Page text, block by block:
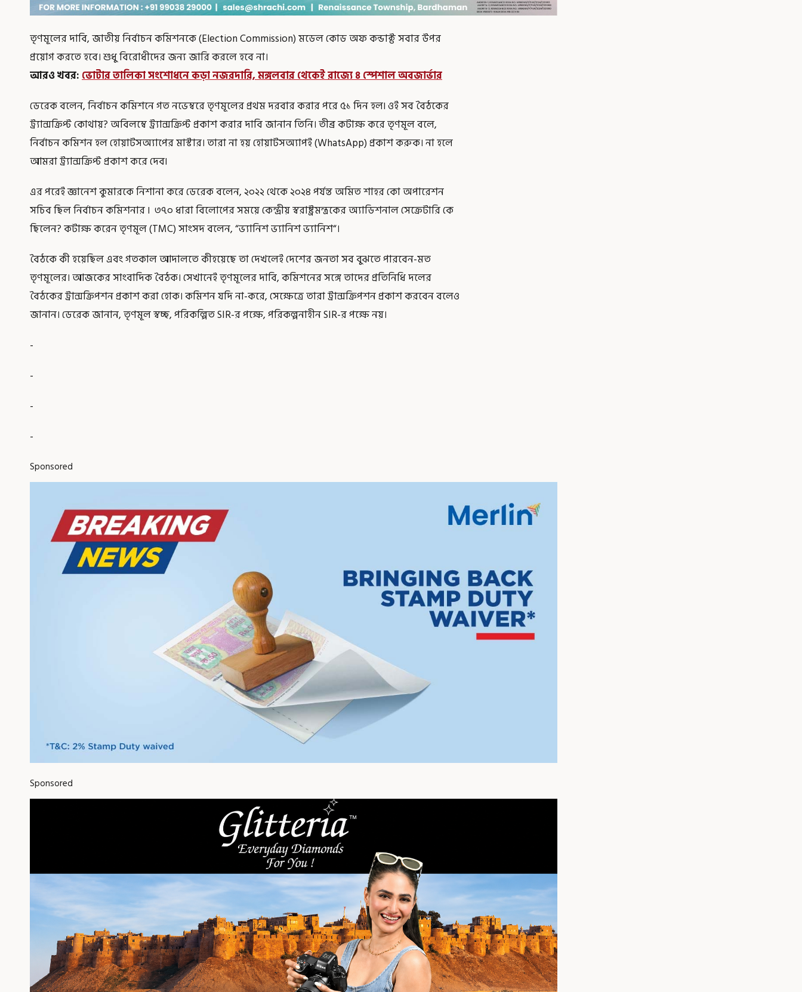
তৃণমূলের দাবি, জাতীয় নির্বাচন কমিশনকে (Election Commission) মডেল কোড অফ কন্ডাক্ট সবার উপর
প্রয়োগ করতে হবে। শুধু বিরোধীদের জন্য জারি করলে হবে না।
আরও খবর:ভোটার তালিকা সংশোধনে কড়া নজরদারি, মঙ্গলবার থেকেই রাজ্যে ৪ স্পেশাল অবজার্ভার
ডেরেক বলেন, নির্বাচন কমিশনে গত নভেম্বরে তৃণমূলের প্রথম দরবার করার পরে ৫১ দিন হল৷ ওই সব বৈঠকের
ট্র্যান্সক্রিপ্ট কোথায়? অবিলম্বে ট্র্যান্সক্রিপ্ট প্রকাশ করার দাবি জানান তিনি। তীব্র কটাক্ষ করে তৃণমূল বলে,
নির্বাচন কমিশন হল হোয়াটসঅ্যাপের মাস্টার। তারা না হয় হোয়াটসঅ্যাপই (WhatsApp) প্রকাশ করুক। না হলে
আমরা ট্র্যান্সক্রিপ্ট প্রকাশ করে দেব৷
এর পরেই জ্ঞানেশ কুমারকে নিশানা করে ডেরেক বলেন, ২০২২ থেকে ২০২৪ পর্যন্ত অমিত শাহর কো অপারেশন
সচিব ছিল নির্বাচন কমিশনার ৷ ৩৭০ ধারা বিলোপের সময়ে কেন্দ্রীয় স্বরাষ্ট্রমন্ত্রকের অ্যাডিশনাল সেক্রেটারি কে
ছিলেন? কটাক্ষ করেন তৃণমূল (TMC) সাংসদ বলেন, “ভ্যানিশ ভ্যানিশ ভ্যানিশ“।
বৈঠকে কী হয়েছিল এবং গতকাল আদালতে কীহয়েছে তা দেখলেই দেশের জনতা সব বুঝতে পারবেন-মত
তৃণমূলের। আজকের সাংবাদিক বৈঠক। সেখানেই তৃণমূলের দাবি, কমিশনের সঙ্গে তাদের প্রতিনিধি দলের
বৈঠকের ট্রান্সক্রিপশন প্রকাশ করা হোক। কমিশন যদি না-করে, সেক্ষেত্রে তারা ট্রান্সক্রিপশন প্রকাশ করবেন বলেও
জানান। ডেরেক জানান, তৃণমূল স্বচ্ছ, পরিকল্পিত SIR-র পক্ষে, পরিকল্পনাহীন SIR-র পক্ষে নয়।
-
-
-
-
Sponsored
Sponsored